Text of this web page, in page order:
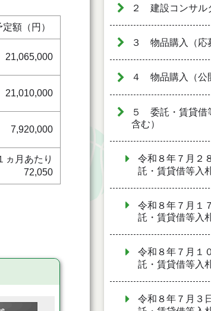
額（円）
21,065,000
21,010,000
7,920,000
ヵ月あたり
72,050
２ 建設コンサル
３ 物品購入（応
４ 物品購入（公
５ 委託・賃貸借
含む）
令和８年７月
託・賃貸借等入
令和８年７月
託・賃貸借等入
令和８年７月
託・賃貸借等入
令和８年７月